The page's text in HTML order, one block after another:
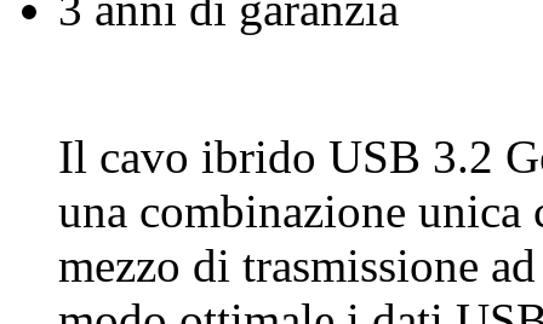
Il cavo ibrido USB 3.2
una combinazione
mezzo di trasmissione